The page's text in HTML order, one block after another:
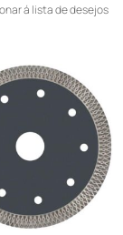
á lista de desejos